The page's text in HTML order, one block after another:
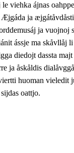
åhpadus
sijda ja skåvlå
ja
ja
viehka ájnas
ja
ja vuojnoj
ássje ma skåvllåj
diedojt dassta
ja åskåldis
huoman vieledit
oattjo.